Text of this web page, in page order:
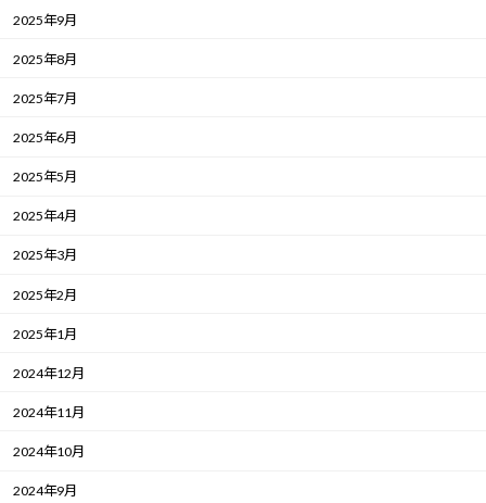
2025年9月
2025年8月
2025年7月
2025年6月
2025年5月
2025年4月
2025年3月
2025年2月
2025年1月
2024年12月
2024年11月
2024年10月
2024年9月